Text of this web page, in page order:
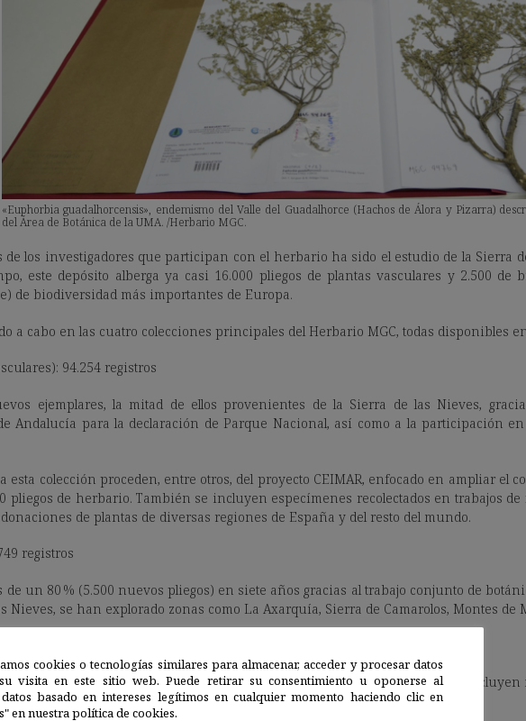
«Euphorbia guadalhorcensis», endemismo del Valle del Guadalhorce (Hachos de Álora y Pizarra)
del Área de Botánica de la UMA. /Herbario MGC.
los investigadores que participan con el herbario ha sido el estudio de la Sierra
este depósito alberga ya casi 16.000 pliegos de plantas vasculares y 2.500
de biodiversidad más importantes de Europa.
a cabo en las cuatro colecciones principales del Herbario MGC, todas disponibles
94.254 registros
ejemplares, la mitad de ellos provenientes de la Sierra de las Nieves,
Andalucía para la declaración de Parque Nacional, así como a la participación
esta colección proceden, entre otros, del proyecto CEIMAR, enfocado en ampliar el
pliegos de herbario. También se incluyen especímenes recolectados en trabajos
de plantas de diversas regiones de España y del resto del mundo.
registros
un 80 % (5.500 nuevos pliegos) en siete años gracias al trabajo conjunto de
Nieves, se han explorado zonas como La Axarquía, Sierra de Camarolos, Montes de
estas colecciones también se han beneficiado de la actualización y ahora
cookies o tecnologías similares para almacenar, acceder y procesar datos
visita en este sitio web. Puede retirar su consentimiento u oponerse al
basado en intereses legítimos en cualquier momento haciendo clic en
en nuestra política de cookies.